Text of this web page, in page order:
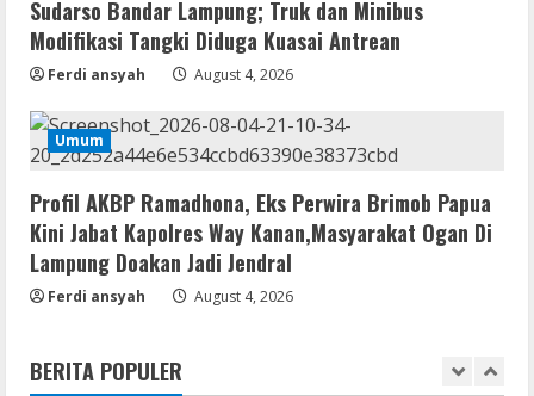
Sudarso Bandar Lampung; Truk dan Minibus
Modifikasi Tangki Diduga Kuasai Antrean
Ferdi ansyah August 4, 2026
Umum
Profil AKBP Ramadhona, Eks Perwira Brimob Papua
Kini Jabat Kapolres Way Kanan,Masyarakat Ogan Di
Lampung Doakan Jadi Jendral
Ferdi ansyah August 4, 2026
BERITA POPULER
4
Crack English (To𝚛𝚛еnt)
August 5, 2026
5
Serialers
Microsoft Office 2021 Crack + License
August 5, 2026
1
Serialers
Lotto Pro Crack exe (x86-x64) Latest